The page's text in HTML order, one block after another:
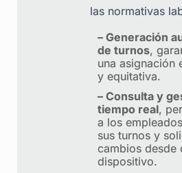
las normativas
– Generación
de turnos,
una asignación
y equitativa.
– Consulta y
tiempo real,
a los
sus turnos y
cambios desde
dispositivo.